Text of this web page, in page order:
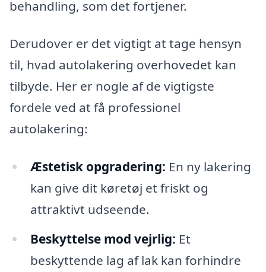
behandling, som det fortjener.
Derudover er det vigtigt at tage hensyn
til, hvad autolakering overhovedet kan
tilbyde. Her er nogle af de vigtigste
fordele ved at få professionel
autolakering:
Æstetisk opgradering: En ny lakering
kan give dit køretøj et friskt og
attraktivt udseende.
Beskyttelse mod vejrlig: Et
beskyttende lag af lak kan forhindre